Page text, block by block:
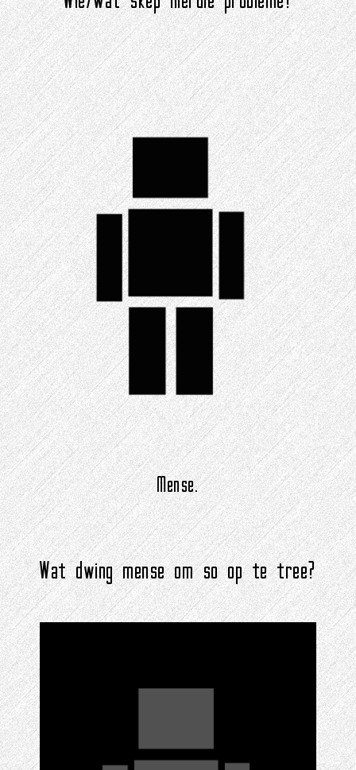
Mense.
Wat dwing mense om so op te tree?